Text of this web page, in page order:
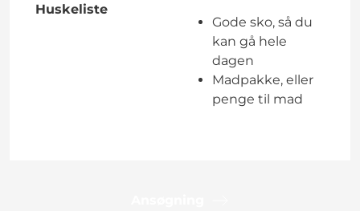
Huskeliste
Gode sko, så du
kan gå hele
dagen
Madpakke, eller
penge til mad